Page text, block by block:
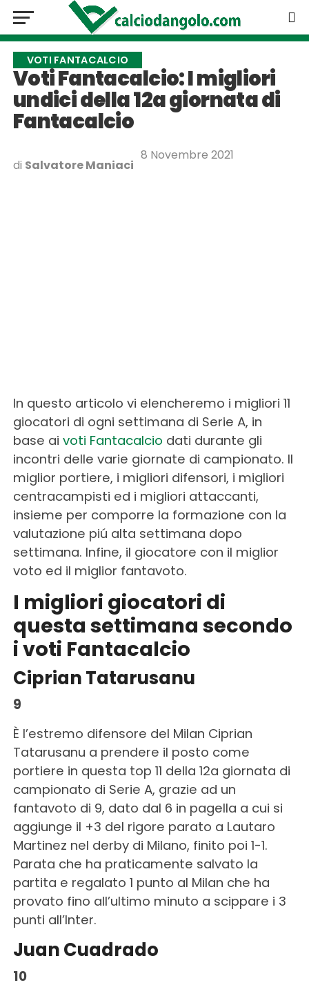
VOTI FANTACALCIO
Voti Fantacalcio: I migliori
undici della 12a giornata di
Fantacalcio
di Salvatore Maniaci
8 Novembre 2021
In questo articolo vi elencheremo i migliori 11
giocatori di ogni settimana di Serie A, in
base ai voti Fantacalcio dati durante gli
incontri delle varie giornate di campionato. Il
miglior portiere, i migliori difensori, i migliori
centracampisti ed i migliori attaccanti,
insieme per comporre la formazione con la
valutazione piú alta settimana dopo
settimana. Infine, il giocatore con il miglior
voto ed il miglior fantavoto.
I migliori giocatori di
questa settimana secondo
i voti Fantacalcio
Ciprian Tatarusanu
9
È l’estremo difensore del Milan Ciprian
Tatarusanu a prendere il posto come
portiere in questa top 11 della 12a giornata di
campionato di Serie A, grazie ad un
fantavoto di 9, dato dal 6 in pagella a cui si
aggiunge il +3 del rigore parato a Lautaro
Martinez nel derby di Milano, finito poi 1-1.
Parata che ha praticamente salvato la
partita e regalato 1 punto al Milan che ha
provato fino all’ultimo minuto a scippare i 3
punti all’Inter.
Juan Cuadrado
10